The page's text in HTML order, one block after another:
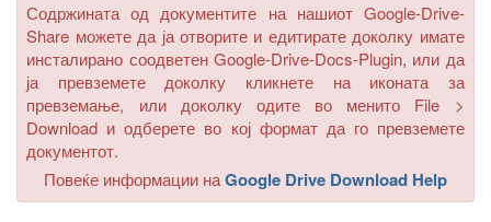
Содржината од документите на нашиот Google-Drive-
Share можете да ја отворите и едитирате доколку имате
инсталирано соодветен Google-Drive-Docs-Plugin, или да
ја превземете доколку кликнете на иконата за
превземање, или доколку одите во менито File >
Download и одберете во кој формат да го превземете
документот.
Повеќе информации наGoogle Drive Download Help